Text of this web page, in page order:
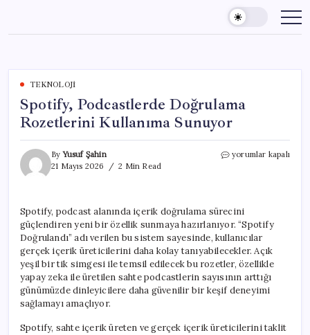
content
TEKNOLOJI
Spotify, Podcastlerde Doğrulama
Rozetlerini Kullanıma Sunuyor
ByYusuf Şahin
21 Mayıs 2026
2 Min Read
Spotify,
Sunuyor
için
yorumlar kapalı
Spotify, podcast alanında içerik doğrulama sürecini
güçlendiren yeni bir özellik sunmaya hazırlanıyor. “Spotify
Doğrulandı” adı verilen bu sistem sayesinde, kullanıcılar
gerçek içerik üreticilerini daha kolay tanıyabilecekler. Açık
yeşil bir tik simgesi ile temsil edilecek bu rozetler, özellikle
yapay zeka ile üretilen sahte podcastlerin sayısının arttığı
günümüzde dinleyicilere daha güvenilir bir keşif deneyimi
sağlamayı amaçlıyor.
Spotify, sahte içerik üreten ve gerçek içerik üreticilerini taklit